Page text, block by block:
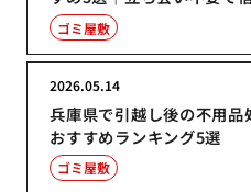
ゴミ屋敷
兵庫県で引越し後の不用
おすすめランキング5選
2026.05.14
ゴミ屋敷